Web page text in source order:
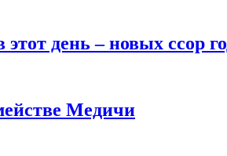
день – новых ссор
Медичи